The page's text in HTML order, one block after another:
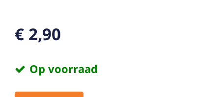
€ 2,90
Op voorraad